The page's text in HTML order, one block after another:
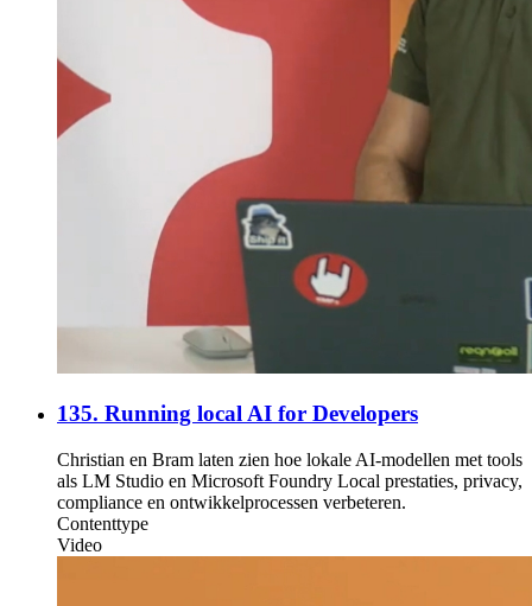
135. Running local AI for Developers
Christian en Bram laten zien hoe lokale AI-modellen met tools
als LM Studio en Microsoft Foundry Local prestaties, privacy,
compliance en ontwikkelprocessen verbeteren.
Contenttype
Video